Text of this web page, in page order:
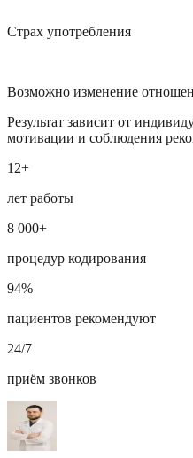
Страх употребления
Возможно изменение
Результат зависит от
мотивации и соблюдения
12+
лет работы
8 000+
процедур кодирования
94%
пациентов рекомендуют
24/7
приём звонков